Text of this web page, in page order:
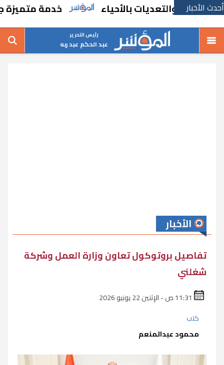
أحدث الأخبار
والتعديات بالأحياء خدمة متميزة جديدة
رئيس التحرير
عبد الحكم عبد ربه
الأخبار
تفاصيل بروتوكول تعاون وزارة العمل وشركة
شغلني
كتب
محمود عبدالمنعم